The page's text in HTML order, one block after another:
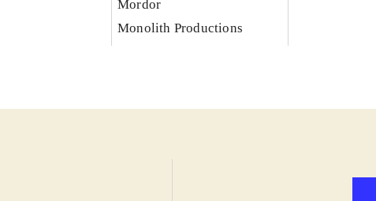
Mordor
Monolith Productions